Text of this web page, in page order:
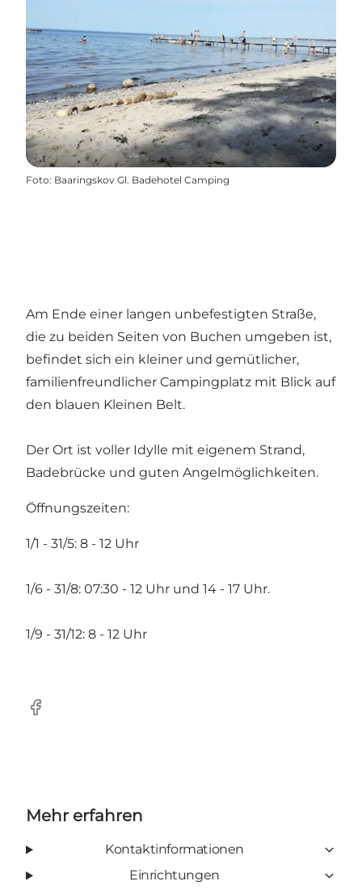
Foto: Baaringskov Gl. Badehotel Camping
Am Ende einer langen unbefestigten Straße,
die zu beiden Seiten von Buchen umgeben ist,
befindet sich ein kleiner und gemütlicher,
familienfreundlicher Campingplatz mit Blick auf
den blauen Kleinen Belt.
Der Ort ist voller Idylle mit eigenem Strand,
Badebrücke und guten Angelmöglichkeiten.
Öffnungszeiten:
1/1 - 31/5: 8 - 12 Uhr
1/6 - 31/8: 07:30 - 12 Uhr und 14 - 17 Uhr.
1/9 - 31/12: 8 - 12 Uhr
Facebook
Mehr erfahren
Kontaktinformationen
Einrichtungen